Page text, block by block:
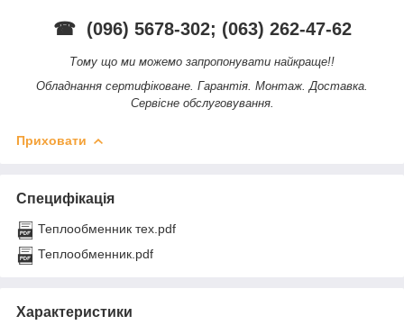
☎ (096) 5678-302; (063) 262-47-62
Тому що ми можемо запропонувати найкраще!!
Обладнання сертифіковане. Гарантія. Монтаж. Доставка.
Сервісне обслуговування.
Приховати
Специфікація
Теплообменник тех.pdf
Теплообменник.pdf
Характеристики